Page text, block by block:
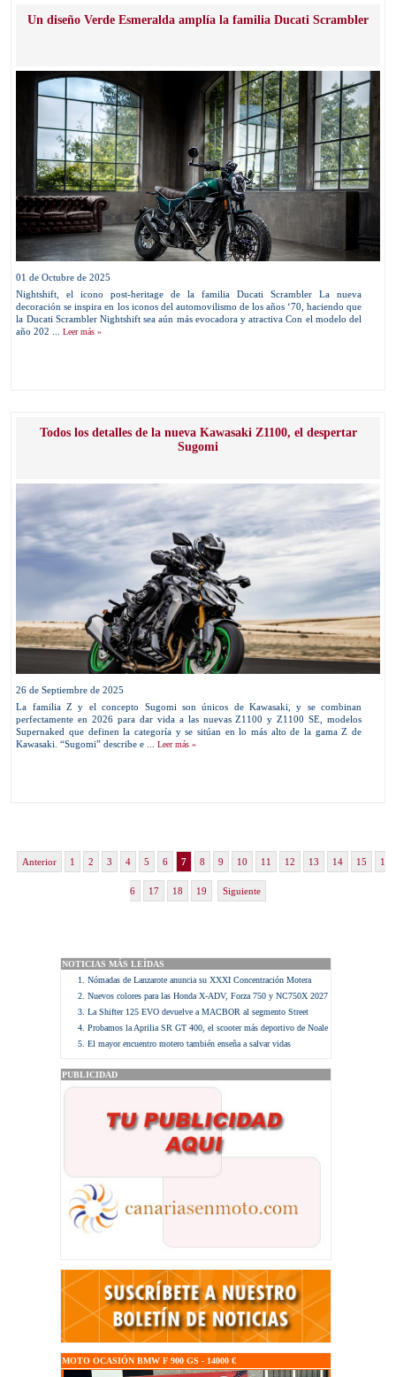
Un diseño Verde Esmeralda amplía la familia Ducati Scrambler
01 de Octubre de 2025
Nightshift, el icono post-heritage de la familia Ducati Scrambler La nueva
decoración se inspira en los iconos del automovilismo de los años ‘70, haciendo que
la Ducati Scrambler Nightshift sea aún más evocadora y atractiva Con el modelo del
año 202 ...Leer más »
Todos los detalles de la nueva Kawasaki Z1100, el despertar
Sugomi
26 de Septiembre de 2025
La familia Z y el concepto Sugomi son únicos de Kawasaki, y se combinan
perfectamente en 2026 para dar vida a las nuevas Z1100 y Z1100 SE, modelos
Supernaked que definen la categoría y se sitúan en lo más alto de la gama Z de
Kawasaki. “Sugomi” describe e ...Leer más »
Anterior 1 2 3 4 5 6 7 8 9 10 11 12 13 14 15 1
6 17 18 19 Siguiente
NOTICIAS MÁS LEÍDAS
Nómadas de Lanzarote anuncia su XXXI Concentración Motera
Nuevos colores para las Honda X-ADV, Forza 750 y NC750X 2027
La Shifter 125 EVO devuelve a MACBOR al segmento Street
Probamos la Aprilia SR GT 400, el scooter más deportivo de Noale
El mayor encuentro motero también enseña a salvar vidas
PUBLICIDAD
MOTO OCASIÓN BMW F 900 GS - 14000 €